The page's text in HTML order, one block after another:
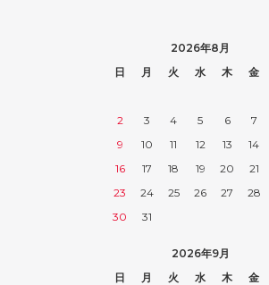
2026年8月
日
月 火 水 木 金
2
3 4 5 6 7
9
10 11 12 13 14
16
17 18 19 20 21
23
24 25 26 27 28
30
31
2026年9月
日
月 火 水 木 金